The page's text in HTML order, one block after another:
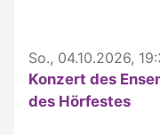
So., 04.10.2026,
Konzert des
des Hörfestes